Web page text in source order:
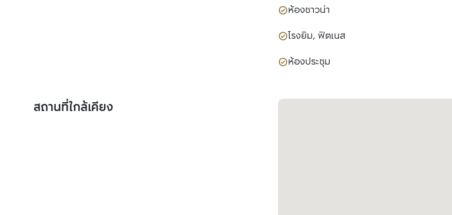
ห้องซาวน่า
โรงยิม, ฟิตเนส
ห้องประชุม
สถานที่ใกล้เคียง